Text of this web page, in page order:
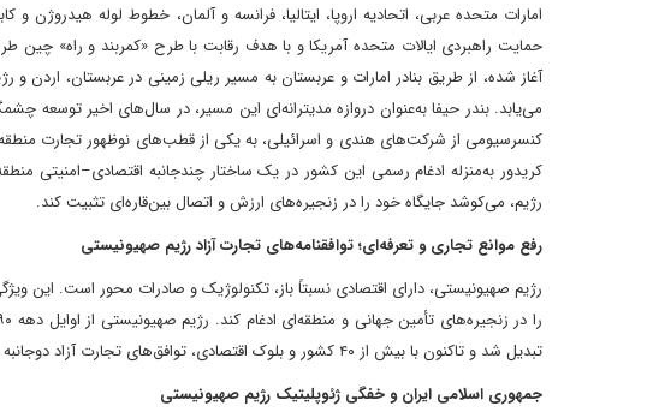
امارات متحده عربی، اتحادیه اروپا، ایتالیا، فرانسه و آلمان، خطوط لوله
حمایت راهبردی ایالات متحده آمریکا و با هدف رقابت با طرح «کمربند و راه»
آغاز شده، از طریق بنادر امارات و عربستان به مسیر ریلی زمینی در عربستان، اردن و
کنسرسیومی از شرکت‌های هندی و اسرائیلی، به یکی از قطب‌های نوظهور تجارت
کریدور به‌منزله ادغام رسمی این کشور در یک ساختار چندجانبه اقتصادی–امنیتی
رژیم، می‌کوشد جایگاه خود را در زنجیره‌های ارزش و اتصال بین‌قاره‌ای تثبیت کند.
رفع موانع تجاری و تعرفه‌ای؛ توافقنامه‌های تجارت آزاد رژیم صهیونیستی
تبدیل شد و تاکنون با بیش از ۴۰ کشور و بلوک اقتصادی، توافق‌های تجارت آزاد دوجانبه یا چندجانبه امضا کرده است.
جمهوری اسلامی ایران و خفگی ژئوپلیتیک رژیم صهیونیستی